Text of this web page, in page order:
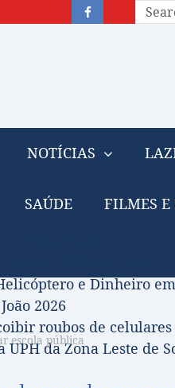
NOTÍCIAS
SAÚDE FILMES E
e Dinheiro
2026
roubos de
da Zona Leste de
escola pública